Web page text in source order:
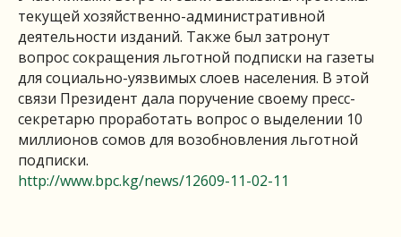
текущей хозяйственно-административной
деятельности изданий. Также был затронут
вопрос сокращения льготной подписки на газеты
для социально-уязвимых слоев населения. В этой
связи Президент дала поручение своему пресс-
секретарю проработать вопрос о выделении 10
миллионов сомов для возобновления льготной
подписки.
http://www.bpc.kg/news/12609-11-02-11